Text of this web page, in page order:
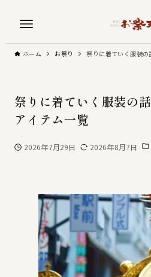
ホーム お祭り 祭りに着ていく服装
祭りに着ていく服装の
アイテム一覧
2026年7月29日 2026年8月7日